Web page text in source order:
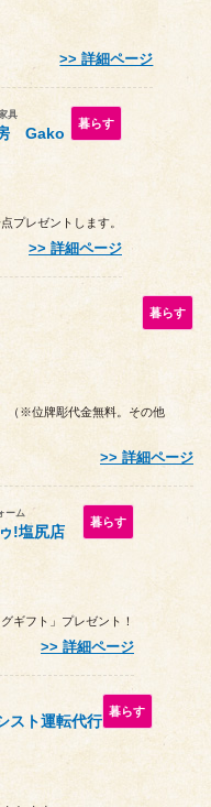
詳細ページ
具
Gako
暮らす
プレゼントします。
詳細ページ
暮らす
（※位牌彫代金無料。その他
詳細ページ
ーム
!塩尻店
暮らす
ギフト」プレゼント！
詳細ページ
スト運転代行
暮らす